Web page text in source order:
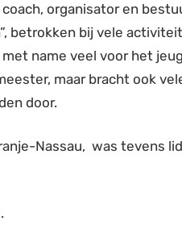
organisator en
betrokken bij vele
name veel voor het
maar bracht ook
door.
Nassau, was tevens